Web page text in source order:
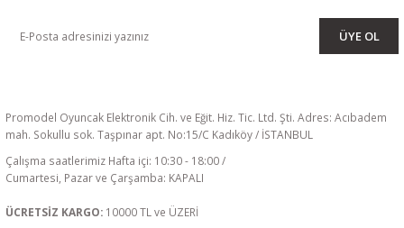
ÜYE OL
Promodel Oyuncak Elektronik Cih. ve Eğit. Hiz. Tic. Ltd. Şti. Adres: Acıbadem
mah. Sokullu sok. Taşpınar apt. No:15/C Kadıköy / İSTANBUL
Çalışma saatlerimiz Hafta içi: 10:30 - 18:00 /
Cumartesi, Pazar ve Çarşamba: KAPALI
ÜCRETSİZ KARGO: 10000 TL ve ÜZERİ